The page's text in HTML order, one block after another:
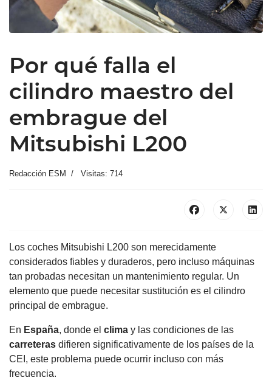
Por qué falla el
cilindro maestro del
embrague del
Mitsubishi L200
Redacción ESM Visitas: 714
Los coches Mitsubishi L200 son merecidamente
considerados fiables y duraderos, pero incluso máquinas
tan probadas necesitan un mantenimiento regular. Un
elemento que puede necesitar sustitución es el cilindro
principal de embrague.
En España, donde el clima y las condiciones de las
carreteras difieren significativamente de los países de la
CEI, este problema puede ocurrir incluso con más
frecuencia.